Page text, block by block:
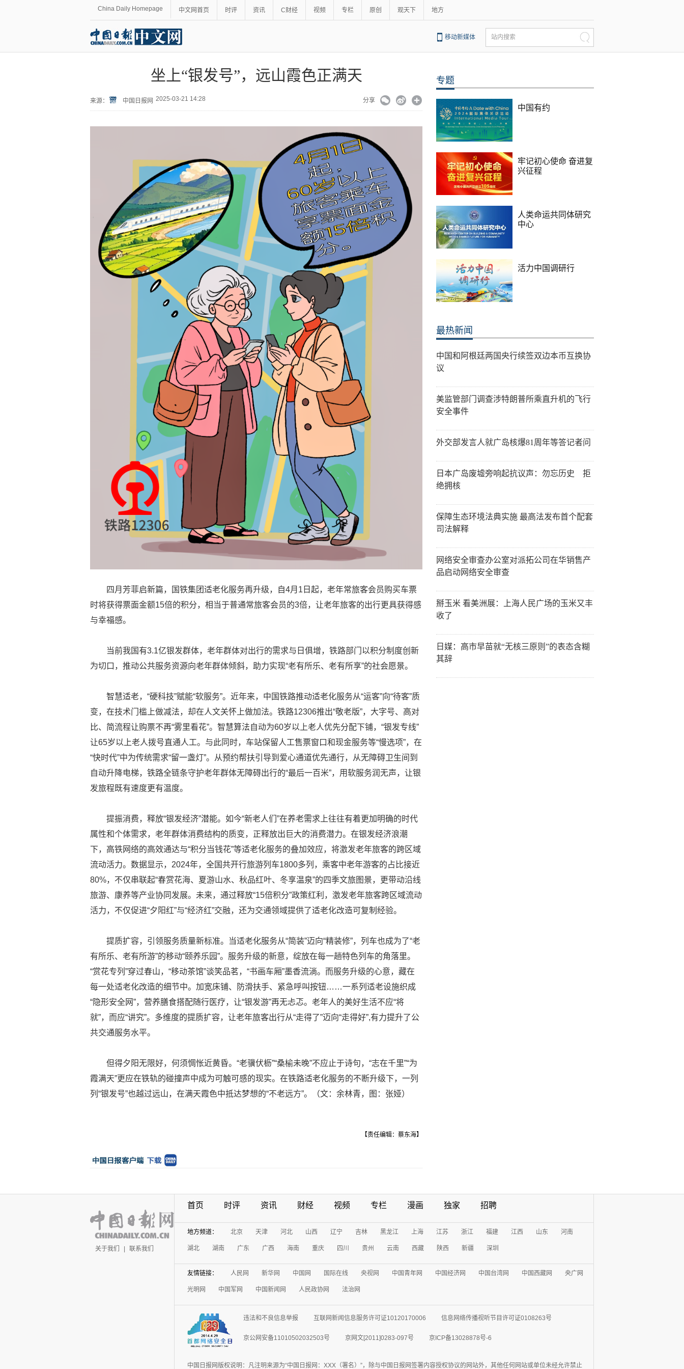
China Daily Homepage 中文网首页 时评 资讯 C财经 视频 专栏 原创 观天下 地方
移动新媒体 站内搜索
坐上“银发号”，远山霞色正满天
来源： 中国日报网 2025-03-21 14:28 分享
四月芳菲启新篇，国铁集团适老化服务再升级，自4月1日起，老年常旅客会员购买车票
时将获得票面金额15倍的积分，相当于普通常旅客会员的3倍，让老年旅客的出行更具获得感
与幸福感。
当前我国有3.1亿银发群体，老年群体对出行的需求与日俱增，铁路部门以积分制度创新
为切口，推动公共服务资源向老年群体倾斜，助力实现“老有所乐、老有所享”的社会愿景。
智慧适老，“硬科技”赋能“软服务”。近年来，中国铁路推动适老化服务从“运客”向“待客”质
变，在技术门槛上做减法，却在人文关怀上做加法。铁路12306推出“敬老版”，大字号、高对
比、简流程让购票不再“雾里看花”。智慧算法自动为60岁以上老人优先分配下铺，“银发专线”
让65岁以上老人拨号直通人工。与此同时，车站保留人工售票窗口和现金服务等“慢选项”，在
“快时代”中为传统需求“留一盏灯”。从预约帮扶引导到爱心通道优先通行，从无障碍卫生间到
自动升降电梯，铁路全链条守护老年群体无障碍出行的“最后一百米”，用软服务润无声，让银
发旅程既有速度更有温度。
提振消费，释放“银发经济”潜能。如今“新老人们”在养老需求上往往有着更加明确的时代
属性和个体需求，老年群体消费结构的质变，正释放出巨大的消费潜力。在银发经济浪潮
下，高铁网络的高效通达与“积分当钱花”等适老化服务的叠加效应，将激发老年旅客的跨区域
流动活力。数据显示，2024年，全国共开行旅游列车1800多列，乘客中老年游客的占比接近
80%，不仅串联起“春赏花海、夏游山水、秋品红叶、冬享温泉”的四季文旅图景，更带动沿线
旅游、康养等产业协同发展。未来，通过释放“15倍积分”政策红利，激发老年旅客跨区域流动
活力，不仅促进“夕阳红”与“经济红”交融，还为交通领域提供了适老化改造可复制经验。
提质扩容，引领服务质量新标准。当适老化服务从“简装”迈向“精装修”，列车也成为了“老
有所乐、老有所游”的移动“颐养乐园”。服务升级的新意，绽放在每一趟特色列车的角落里。
“赏花专列”穿过春山，“移动茶馆”谈笑品茗，“书画车厢”墨香流淌。而服务升级的心意，藏在
每一处适老化改造的细节中。加宽床铺、防滑扶手、紧急呼叫按钮……一系列适老设施织成
“隐形安全网”，营养膳食搭配随行医疗，让“银发游”再无忐忑。老年人的美好生活不应“将
就”，而应“讲究”。多维度的提质扩容，让老年旅客出行从“走得了”迈向“走得好”,有力提升了公
共交通服务水平。
但得夕阳无限好，何须惆怅近黄昏。“老骥伏枥”“桑榆未晚”不应止于诗句，“志在千里”“为
霞满天”更应在铁轨的碰撞声中成为可触可感的现实。在铁路适老化服务的不断升级下，一列
列“银发号”也越过远山，在满天霞色中抵达梦想的“不老远方”。（文：余林青，图：张娅）
【责任编辑：蔡东海】
专题
中国有约
牢记初心使命 奋进复
兴征程
人类命运共同体研究
中心
活力中国调研行
最热新闻
中国和阿根廷两国央行续签双边本币互换协
议
美监管部门调查涉特朗普所乘直升机的飞行
安全事件
外交部发言人就广岛核爆81周年等答记者问
日本广岛废墟旁响起抗议声：勿忘历史 拒
绝拥核
保障生态环境法典实施 最高法发布首个配套
司法解释
网络安全审查办公室对派拓公司在华销售产
品启动网络安全审查
掰玉米 看美洲展：上海人民广场的玉米又丰
收了
日媒：高市早苗就“无核三原则”的表态含糊
其辞
关于我们 | 联系我们
首页 时评 资讯 财经 视频 专栏 漫画 独家 招聘
地方频道： 北京 天津 河北 山西 辽宁 吉林 黑龙江 上海 江苏 浙江 福建 江西 山东 河南
湖北 湖南 广东 广西 海南 重庆 四川 贵州 云南 西藏 陕西 新疆 深圳
友情链接： 人民网 新华网 中国网 国际在线 央视网 中国青年网 中国经济网 中国台湾网 中国西藏网 央广网
光明网 中国军网 中国新闻网 人民政协网 法治网
违法和不良信息举报 互联网新闻信息服务许可证10120170006 信息网络传播视听节目许可证0108263号
京公网安备11010502032503号 京网文[2011]0283-097号 京ICP备13028878号-6
中国日报网版权说明：凡注明来源为“中国日报网：XXX（署名）”，除与中国日报网签署内容授权协议的网站外，其他任何网站或单位未经允许禁止